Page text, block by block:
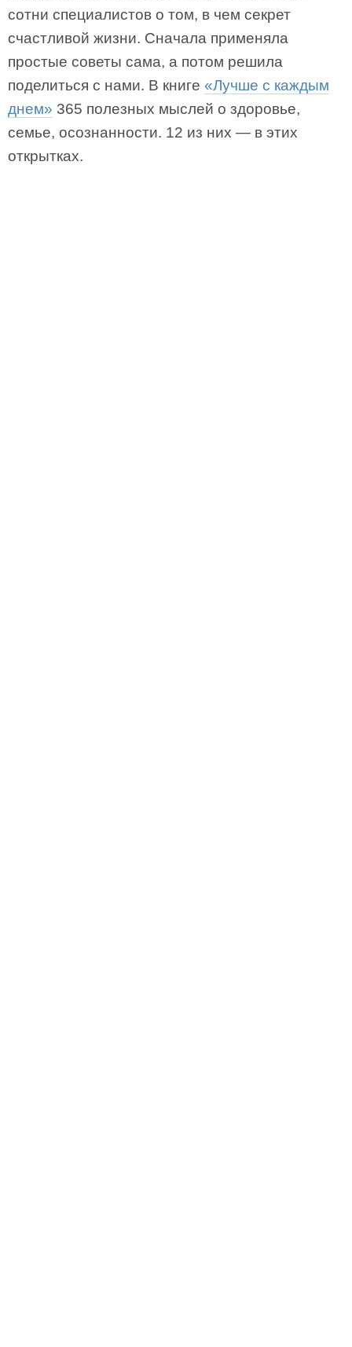
сотни специалистов о том, в чем секрет
счастливой жизни. Сначала применяла
простые советы сама, а потом решила
поделиться с нами. В книге «Лучше с каждым
днем» 365 полезных мыслей о здоровье,
семье, осознанности. 12 из них — в этих
открытках.